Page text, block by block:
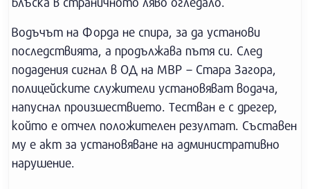
Водъчът на Форда не спира, за да установи
последствията, а продължава пътя си. След
подадения сигнал в ОД на МВР – Стара Загора,
полицейските служители установяват водача,
напуснал произшествието. Тестван е с дрегер,
който е отчел положителен резултат. Съставен
му е акт за установяване на административно
нарушение.